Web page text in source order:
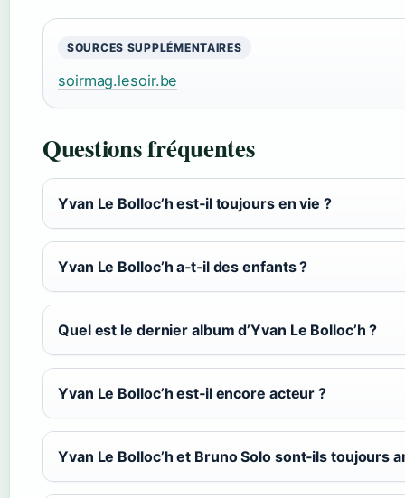
SOURCES SUPPLÉMENTAIRES
soirmag.lesoir.be
Questions fréquentes
Yvan Le Bolloc’h est‑il toujours en vie ?
Yvan Le Bolloc’h a‑t‑il des enfants ?
Quel est le dernier album d’Yvan Le Bolloc’h ?
Yvan Le Bolloc’h est‑il encore acteur ?
Yvan Le Bolloc’h et Bruno Solo sont‑ils toujours